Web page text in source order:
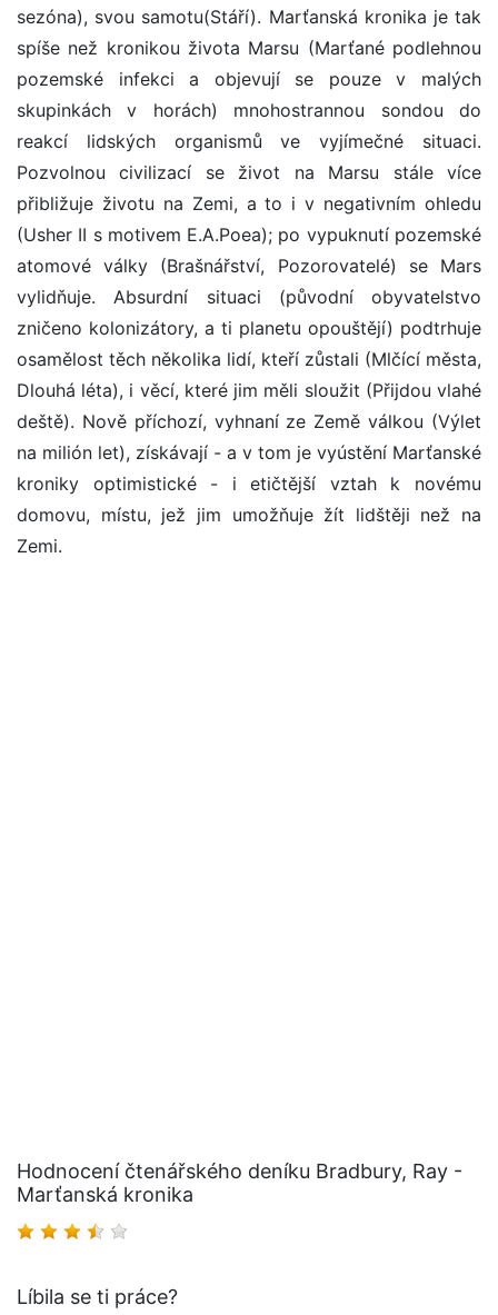
sezóna), svou samotu(Stáří). Marťanská kronika je tak
spíše než kronikou života Marsu (Marťané podlehnou
pozemské infekci a objevují se pouze v malých
skupinkách v horách) mnohostrannou sondou do
reakcí lidských organismů ve vyjímečné situaci.
Pozvolnou civilizací se život na Marsu stále více
přibližuje životu na Zemi, a to i v negativním ohledu
(Usher II s motivem E.A.Poea); po vypuknutí pozemské
atomové války (Brašnářství, Pozorovatelé) se Mars
vylidňuje. Absurdní situaci (původní obyvatelstvo
zničeno kolonizátory, a ti planetu opouštějí) podtrhuje
osamělost těch několika lidí, kteří zůstali (Mlčící města,
Dlouhá léta), i věcí, které jim měli sloužit (Přijdou vlahé
deště). Nově příchozí, vyhnaní ze Země válkou (Výlet
na milión let), získávají - a v tom je vyústění Marťanské
kroniky optimistické - i etičtější vztah k novému
domovu, místu, jež jim umožňuje žít lidštěji než na
Zemi.
Hodnocení čtenářského deníku Bradbury, Ray -
Marťanská kronika
Líbila se ti práce?